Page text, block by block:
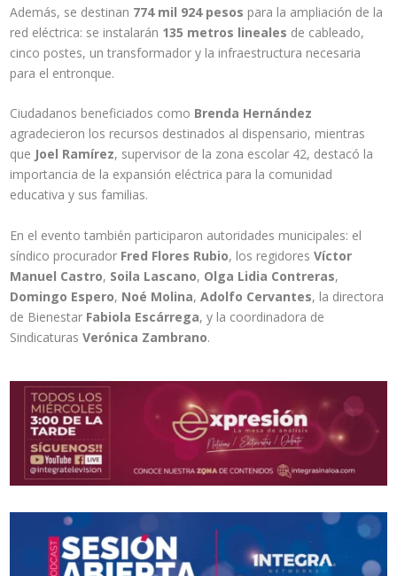
Además, se destinan 774 mil 924 pesos para la ampliación de la
red eléctrica: se instalarán 135 metros lineales de cableado,
cinco postes, un transformador y la infraestructura necesaria
para el entronque.
Ciudadanos beneficiados como Brenda Hernández
agradecieron los recursos destinados al dispensario, mientras
que Joel Ramírez, supervisor de la zona escolar 42, destacó la
importancia de la expansión eléctrica para la comunidad
educativa y sus familias.
En el evento también participaron autoridades municipales: el
síndico procurador Fred Flores Rubio, los regidoresVíctor
Manuel Castro, Soila Lascano, Olga Lidia Contreras,
Domingo Espero, Noé Molina,Adolfo Cervantes, la directora
de Bienestar Fabiola Escárrega, y la coordinadora de
SindicaturasVerónica Zambrano.